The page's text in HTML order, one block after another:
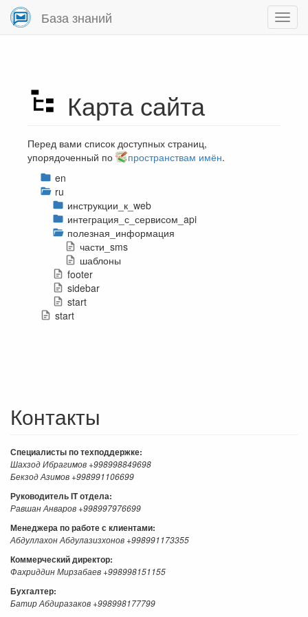
База знаний
Карта сайта
Перед вами список доступных страниц,
упорядоченный по
пространствам имён.
en
ru
инструкции_к_web
интеграция_с_сервисом_api
полезная_информация
части_sms
шаблоны
footer
sidebar
start
start
Контакты
Специалисты по техподдержке:
Шахзод Ибрагимов +998998849698
Бекзод Азимов +998991106699
Руководитель IT отдела:
Равшан Анваров +998997976699
Менеджера по работе с клиентами:
Абдуллахон Абдулазизхонов +998991173355
Коммерческий директор:
Фахриддин Мирзабаев +998998151155
Бухгалтер:
Батир Абдиразаков +998998177799